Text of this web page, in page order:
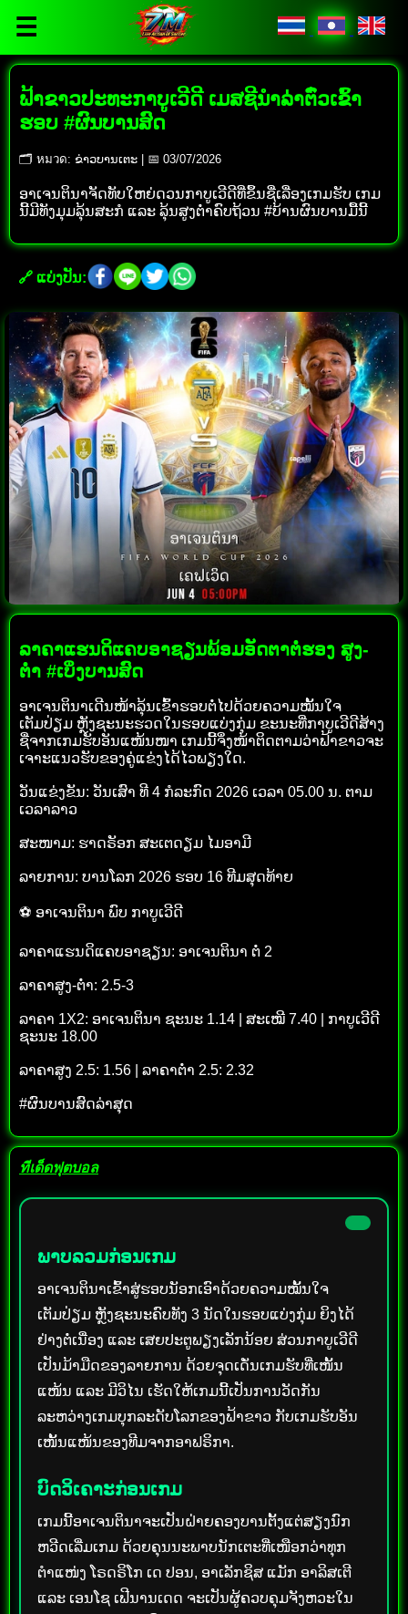
☰
ຟ້າຂາວປະທະກາບູເວີດີ ເມສຊີນຳລ່າຕົ໋ວເຂົ້າ
ຮອບ #ຜົນບານສົດ
🗂 หมวด: ຂ່າວບານເຕະ | 📅 03/07/2026
ອາເຈນຕິນາຈັດທັບໃຫຍ່ດວນກາບູເວີດີທີ່ຂຶ້ນຊື່ເລື່ອງເກມຮັບ ເກມ
ນີ້ມີທັງມຸມລຸ້ນສະກໍ ແລະ ລຸ້ນສູງຕ່ຳຄົບຖ້ວນ #ບ້ານຜົນບານມື້ນີ້
🔗 ແບ່ງປັນ:
ລາຄາແຮນດິແຄບອາຊຽນພ້ອມອັດຕາຕໍ່ຮອງ ສູງ-
ຕ່ຳ #ເບິ່ງບານສົດ
ອາເຈນຕິນາເດີນໜ້າລຸ້ນເຂົ້າຮອບຕໍ່ໄປດ້ວຍຄວາມໝັ້ນໃຈ
ເຕັມປ່ຽມ ຫຼັງຊະນະຮວດໃນຮອບແບ່ງກຸ່ມ ຂະນະທີ່ກາບູເວີດີສ້າງ
ຊື່ຈາກເກມຮັບອັນແໜ້ນໜາ ເກມນີ້ຈຶ່ງໜ້າຕິດຕາມວ່າຟ້າຂາວຈະ
ເຈາະແນວຮັບຂອງຄູ່ແຂ່ງໄດ້ໄວພຽງໃດ.
ວັນແຂ່ງຂັນ: ວັນເສົາ ທີ 4 ກໍລະກົດ 2026 ເວລາ 05.00 ນ. ຕາມ
ເວລາລາວ
ສະໜາມ: ຮາດຣັອກ ສະເຕດຽມ ໄມອາມີ
ລາຍການ: ບານໂລກ 2026 ຮອບ 16 ທີມສຸດທ້າຍ
⚽ ອາເຈນຕິນາ ພົບ ກາບູເວີດີ
ລາຄາແຮນດິແຄບອາຊຽນ: ອາເຈນຕິນາ ຕໍ່ 2
ລາຄາສູງ-ຕ່ຳ: 2.5-3
ລາຄາ 1X2: ອາເຈນຕິນາ ຊະນະ 1.14 | ສະເໝີ 7.40 | ກາບູເວີດີ
ຊະນະ 18.00
ລາຄາສູງ 2.5: 1.56 | ລາຄາຕ່ຳ 2.5: 2.32
#ຜົນບານສົດລ່າສຸດ
ทีเด็ดฟุตบอล
ພາບລວມກ່ອນເກມ
ອາເຈນຕິນາເຂົ້າສູ່ຮອບນັອກເອົາດ້ວຍຄວາມໝັ້ນໃຈ
ເຕັມປ່ຽມ ຫຼັງຊະນະຄົບທັງ 3 ນັດໃນຮອບແບ່ງກຸ່ມ ຍິງໄດ້
ຢ່າງຕໍ່ເນື່ອງ ແລະ ເສຍປະຕູພຽງເລັກນ້ອຍ ສ່ວນກາບູເວີດີ
ເປັນມ້າມືດຂອງລາຍການ ດ້ວຍຈຸດເດັ່ນເກມຮັບທີ່ເໜັ້ນ
ແໜ້ນ ແລະ ມີວິໄນ ເຮັດໃຫ້ເກມນີ້ເປັນການວັດກັນ
ລະຫວ່າງເກມບຸກລະດັບໂລກຂອງຟ້າຂາວ ກັບເກມຮັບອັນ
ເໜັ້ນແໜ້ນຂອງທີມຈາກອາຟຣິກາ.
ບົດວິເຄາະກ່ອນເກມ
ເກມນີ້ອາເຈນຕິນາຈະເປັນຝ່າຍຄອງບານຕັ້ງແຕ່ສຽງນົກ
ຫວີດເລີ່ມເກມ ດ້ວຍຄຸນນະພາບນັກເຕະທີ່ເໜືອກວ່າທຸກ
ຕຳແໜ່ງ ໂຣດຣິໂກ ເດ ປອນ, ອາເລັກຊິສ ແມັກ ອາລິສເຕີ
ແລະ ເອນໂຊ ເຟີນານເດດ ຈະເປັນຜູ້ຄວບຄຸມຈັງຫວະໃນ